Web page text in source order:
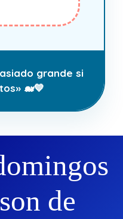
grande si
🐋💙
de